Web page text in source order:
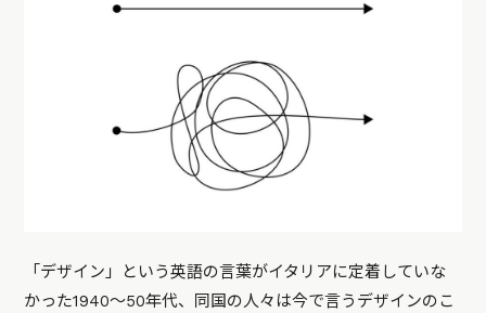
「デザイン」という英語の言葉がイタリアに定着していな
かった1940～50年代、同国の人々は今で言うデザインのこ